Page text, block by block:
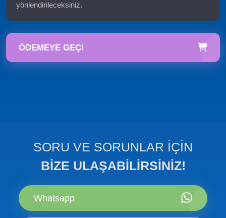
yönlendirileceksiniz.
ÖDEMEYE GEÇ!
SORU VE SORUNLAR İÇİN
BİZE ULAŞABİLİRSİNİZ!
Whatsapp